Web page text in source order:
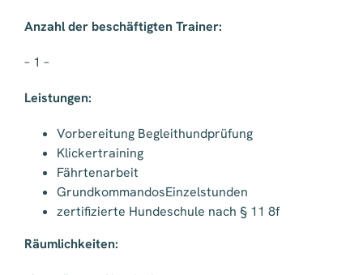
Anzahl der beschäftigten Trainer:
– 1 –
Leistungen:
Vorbereitung Begleithundprüfung
Klickertraining
Fährtenarbeit
GrundkommandosEinzelstunden
zertifizierte Hundeschule nach § 11 8f
Räumlichkeiten: